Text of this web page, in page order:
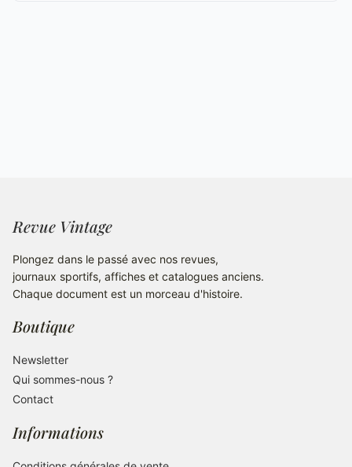
Revue Vintage
Plongez dans le passé avec nos revues,
journaux sportifs, affiches et catalogues anciens.
Chaque document est un morceau d'histoire.
Boutique
Newsletter
Qui sommes-nous ?
Contact
Informations